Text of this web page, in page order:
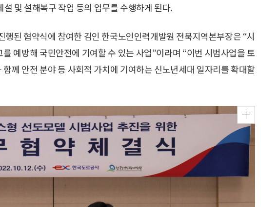
및 설해복구 작업 등의 업무를 수행하게 된다.
된 협약식에 참여한 김인 한국노인인력개발원 전북지역본부장은 “시
예방해 국민안전에 기여할 수 있는 사업”이라며 “이번 시범사업을 토
께 안전 분야 등 사회적 가치에 기여하는 신노년세대 일자리를 확대할